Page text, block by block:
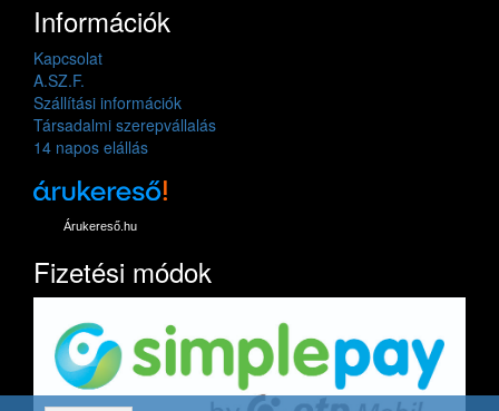
Információk
Kapcsolat
A.SZ.F.
Szállítási információk
Társadalmi szerepvállalás
14 napos elállás
Árukereső.hu
Fizetési módok